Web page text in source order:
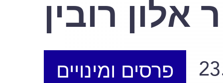
אלון רובין
פרסים ומינויים